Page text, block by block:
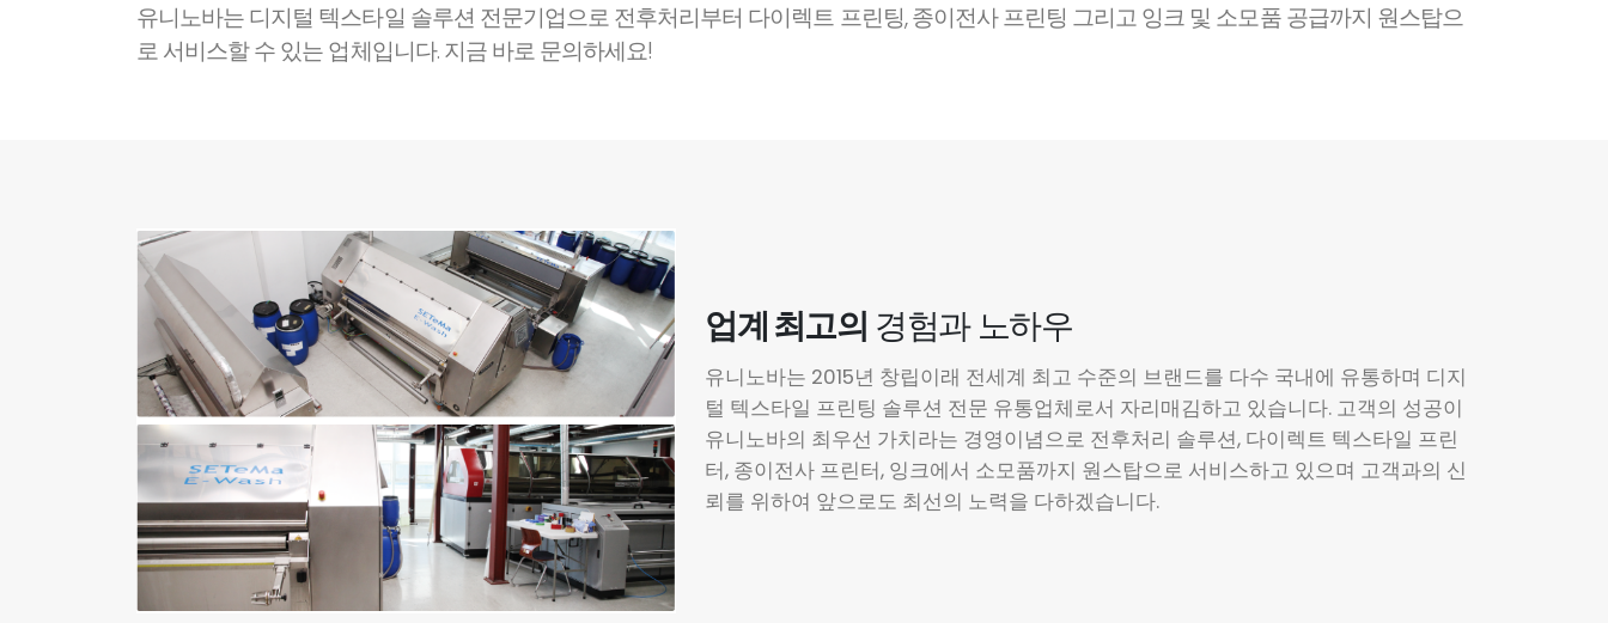
유니노바는 디지털 텍스타일 솔루션 전문기업으로 전후처리부터 다이렉트 프린팅, 종이전사 프린팅 그리고 잉크 및 소모품 공급까지 원스탑으
로 서비스할 수 있는 업체입니다. 지금 바로 문의하세요!
업계 최고의 경험과 노하우
유니노바는 2015년 창립이래 전세계 최고 수준의 브랜드를 다수 국내에 유통하며 디지
털 텍스타일 프린팅 솔루션 전문 유통업체로서 자리매김하고 있습니다. 고객의 성공이
유니노바의 최우선 가치라는 경영이념으로 전후처리 솔루션, 다이렉트 텍스타일 프린
터, 종이전사 프린터, 잉크에서 소모품까지 원스탑으로 서비스하고 있으며 고객과의 신
뢰를 위하여 앞으로도 최선의 노력을 다하겠습니다.